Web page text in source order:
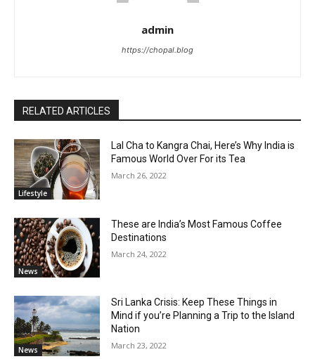
admin
https://chopal.blog
RELATED ARTICLES
Lifestyle
Lal Cha to Kangra Chai, Here’s Why India is
Famous World Over For its Tea
March 26, 2022
News
These are India’s Most Famous Coffee
Destinations
March 24, 2022
News
Sri Lanka Crisis: Keep These Things in
Mind if you’re Planning a Trip to the Island
Nation
March 23, 2022